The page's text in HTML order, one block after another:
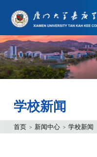
学校新闻
首页 > 新闻中心 > 学校新闻